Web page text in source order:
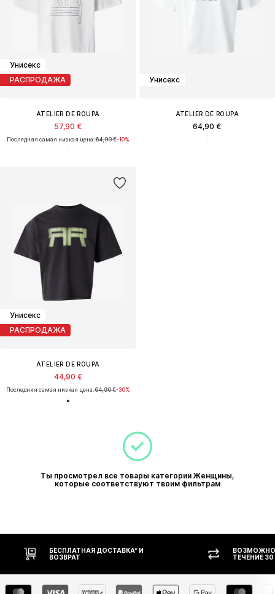
Унисекс
РАСПРОДАЖА
ATELIER DE ROUPA
57,90 €
Последняя самая низкая цена:64,90 €-10%
Унисекс
ATELIER DE ROUPA
64,90 €
Унисекс
РАСПРОДАЖА
ATELIER DE ROUPA
44,90 €
Последняя самая низкая цена:64,90 €-30%
Ты просмотрел все товары категории Женщины,
которые соответствуют твоим фильтрам
БЕСПЛАТНАЯ ДОСТАВКА* И
ВОЗВРАТ
ТЕЧЕНИЕ